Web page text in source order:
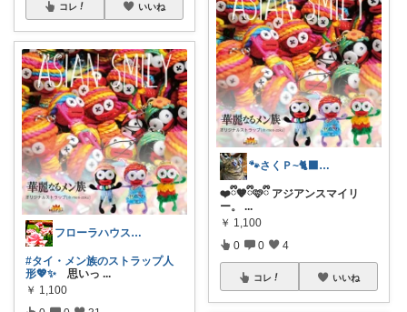
コレ いいね
フローラハウス💖✨
#タイ・メン族のストラップ人
形💖✨ 思いっ ...
￥ 1,100
🐾さくＰ~🐈‍⬛只今ｽﾛｰﾍﾟｰｽ
❤️ྀི🧡ྀི🩷ྀི アジアンスマイリ
ー。
...
￥ 1,100
0 0 4
コレ いいね